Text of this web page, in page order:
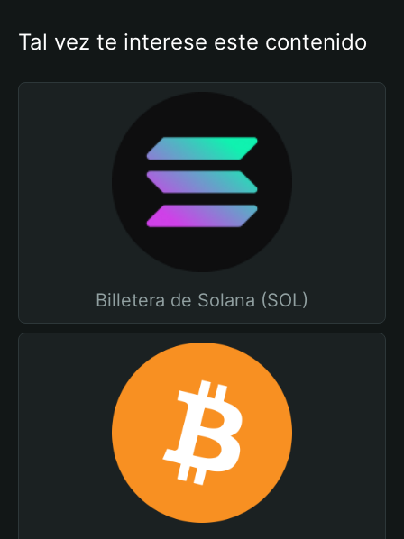
Tal vez te interese este contenido
Billetera de Solana (SOL)